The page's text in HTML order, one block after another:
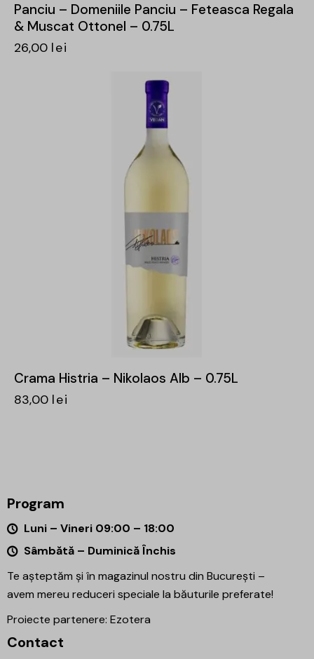
Panciu – Domeniile Panciu – Feteasca Regala
& Muscat Ottonel – 0.75L
26,00 lei
Crama Histria – Nikolaos Alb – 0.75L
83,00 lei
Program
Luni – Vineri 09:00 – 18:00
Sâmbătă – Duminică Închis
Te așteptăm și în magazinul nostru din București –
avem mereu reduceri speciale la băuturile preferate!
Proiecte partenere: Ezotera
Contact